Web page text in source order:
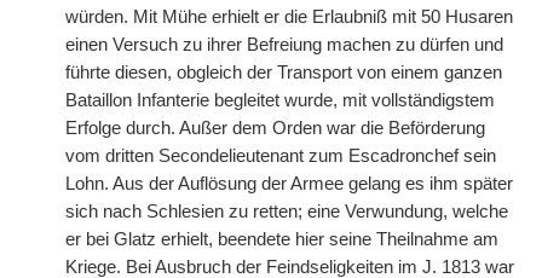
würden. Mit Mühe erhielt er die Erlaubniß mit 50 Husaren
einen Versuch zu ihrer Befreiung machen zu dürfen und
führte diesen, obgleich der Transport von einem ganzen
Bataillon Infanterie begleitet wurde, mit vollständigstem
Erfolge durch. Außer dem Orden war die Beförderung
vom dritten Secondelieutenant zum Escadronchef sein
Lohn. Aus der Auflösung der Armee gelang es ihm später
sich nach Schlesien zu retten; eine Verwundung, welche
er bei Glatz erhielt, beendete hier seine Theilnahme am
Kriege. Bei Ausbruch der Feindseligkeiten im J. 1813 war